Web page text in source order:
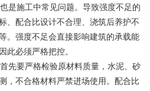
是施工中常见问题。导致强度不足的
、配合比设计不合理、浇筑后养护不
。强度不足会直接影响建筑的承载能
此必须严格把控。
先要严格检验原材料质量，水泥、砂
，不合格材料严禁进场使用。配合比